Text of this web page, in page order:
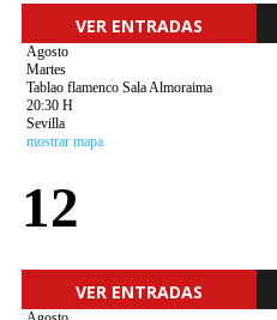
VER ENTRADAS
Agosto
Martes
Tablao flamenco Sala Almoraima
20:30 H
Sevilla
mostrar mapa
12
VER ENTRADAS